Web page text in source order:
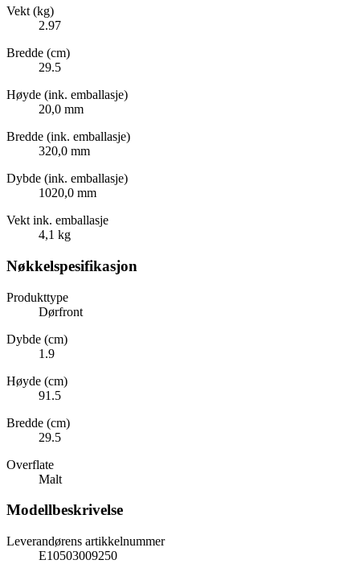
Vekt (kg)
2.97
Bredde (cm)
29.5
Høyde (ink. emballasje)
20,0 mm
Bredde (ink. emballasje)
320,0 mm
Dybde (ink. emballasje)
1020,0 mm
Vekt ink. emballasje
4,1 kg
Nøkkelspesifikasjon
Produkttype
Dørfront
Dybde (cm)
1.9
Høyde (cm)
91.5
Bredde (cm)
29.5
Overflate
Malt
Modellbeskrivelse
Leverandørens artikkelnummer
E10503009250